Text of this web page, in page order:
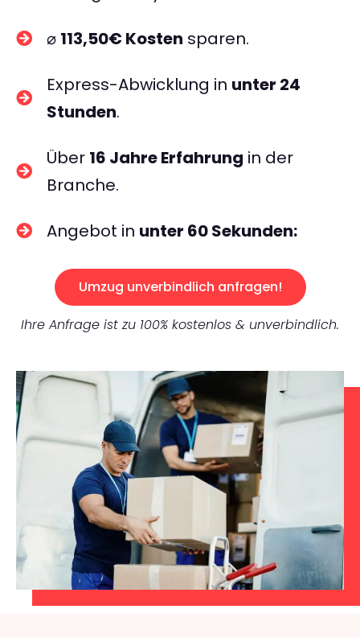
⌀ 113,50€ Kosten sparen.
Express-Abwicklung in unter 24
Stunden.
Über 16 Jahre Erfahrung in der
Branche.
Angebot in unter 60 Sekunden:
Umzug unverbindlich anfragen!
Ihre Anfrage ist zu 100% kostenlos & unverbindlich.